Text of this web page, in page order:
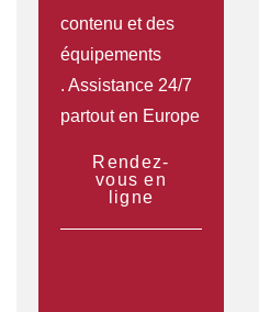
contenu et des
équipements
. Assistance 24/7
partout en Europe
Rendez-
vous en
ligne